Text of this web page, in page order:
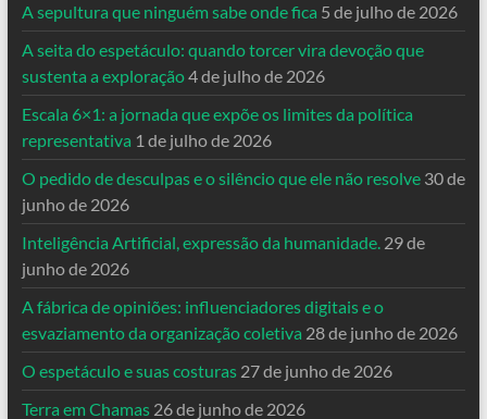
A sepultura que ninguém sabe onde fica 5 de julho de 2026
A seita do espetáculo: quando torcer vira devoção que
sustenta a exploração4 de julho de 2026
Escala 6×1: a jornada que expõe os limites da política
representativa 1 de julho de 2026
O pedido de desculpas e o silêncio que ele não resolve 30 de
junho de 2026
Inteligência Artificial, expressão da humanidade. 29 de
junho de 2026
A fábrica de opiniões: influenciadores digitais e o
esvaziamento da organização coletiva 28 de junho de 2026
O espetáculo e suas costuras 27 de junho de 2026
Terra em Chamas 26 de junho de 2026